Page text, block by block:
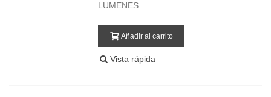
LUMENES
Añadir al carrito
Vista rápida